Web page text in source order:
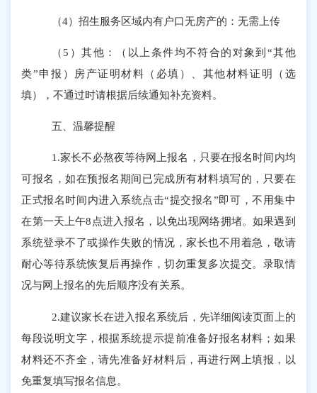
（4）招生服务区域内有户口无房产的：无需上传
（ 5）其他：（以上条件均不符合的对象到“其他
类”申报）房产证明材料（必填）、其他材料证明（选
填），不通过时请根据后续通知补充资料。
五、温馨提醒
1.家长不必熬夜等待网上报名，只要在报名时间内均
可报名，如在预报名期间已完成所有材料填写的，只要在
正式报名时间内进入系统点击“提交报名”即可，不用集中
在第一天上午8点进入报名，以免出现网络拥堵。如果遇到
系统登录不了或操作失败的情况，家长也不用着急，敬请
耐心等待系统恢复后再操作，切勿重复多次提交。录取情
况与网上报名的先后顺序没有关系。
2.建议家长在进入报名系统后，先详细阅读页面上的
每段说明文字，根据系统提示提前准备好报名材料；如果
材料还不齐全，请先准备好材料后，再进行网上填报，以
免重复填写报名信息。